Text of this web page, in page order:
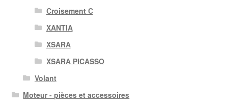
Croisement C
XANTIA
XSARA
XSARA PICASSO
Volant
Moteur - pièces et accessoires